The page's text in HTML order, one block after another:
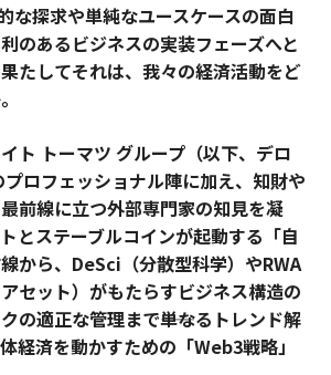
な探求や単純なユースケースの面白
のあるビジネスの実装フェーズへと
たしてそれは、我々の経済活動をど
ト トーマツ グループ（以下、デロ
ロフェッショナル陣に加え、知財や
前線に立つ外部専門家の知見を凝
とステーブルコインが起動する「自
から、DeSci（分散型科学）やRWA
アセット）がもたらすビジネス構造の
の適正な管理まで――単なるトレンド解
経済を動かすための「Web3戦略」